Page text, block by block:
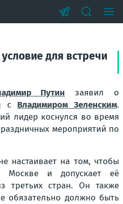
для встречи
Путин заявил о
с Владимиром Зеленским.
лидер коснулся во время
мероприятий по
настаивает на том, чтобы
Москве и допускает её
третьих стран. Он также
обязательно должно быть